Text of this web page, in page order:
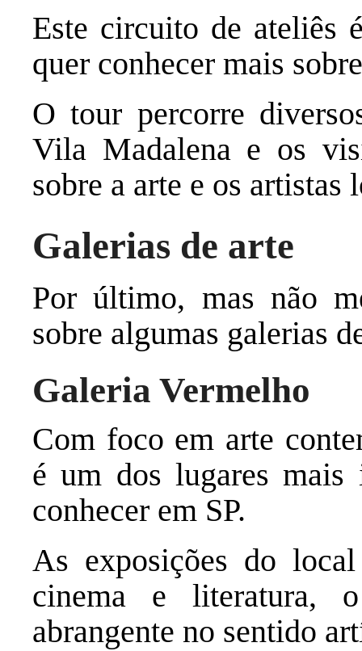
Este circuito de ateliês
quer conhecer mais
O tour percorre
Vila Madalena e os
sobre a arte e os artistas
Galerias de arte
Por último, mas não
sobre algumas galerias
Galeria Vermelho
Com foco em arte
é um dos lugares mais
conhecer em SP.
As exposições do local
cinema e literatura,
abrangente no sentido